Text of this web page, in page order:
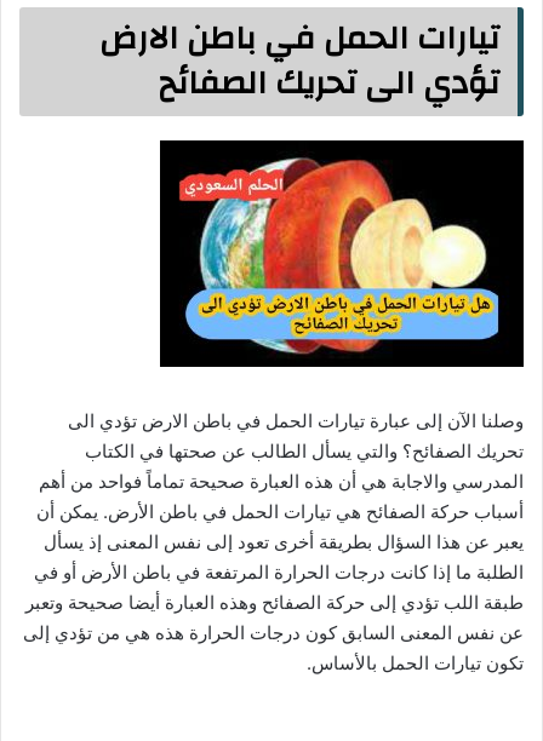
تيارات الحمل في باطن الارض
تؤدي الى تحريك الصفائح
وصلنا الآن إلى عبارة تيارات الحمل في باطن الارض تؤدي الى
تحريك الصفائح؟ والتي يسأل الطالب عن صحتها في الكتاب
المدرسي والاجابة هي أن هذه العبارة صحيحة تماماً فواحد من أهم
أسباب حركة الصفائح هي تيارات الحمل في باطن الأرض. يمكن أن
يعبر عن هذا السؤال بطريقة أخرى تعود إلى نفس المعنى إذ يسأل
الطلبة ما إذا كانت درجات الحرارة المرتفعة في باطن الأرض أو في
طبقة اللب تؤدي إلى حركة الصفائح وهذه العبارة أيضا صحيحة وتعبر
عن نفس المعنى السابق كون درجات الحرارة هذه هي من تؤدي إلى
تكون تيارات الحمل بالأساس.